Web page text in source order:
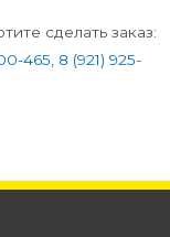
сделать заказ:
465 8 (921) 925-